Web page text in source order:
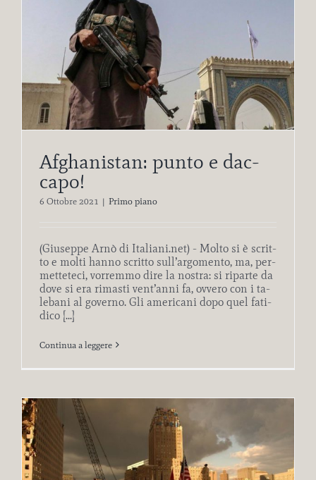
Af­gha­ni­stan: pun­to e dac­
ca­po!
6 Ottobre 2021 | Primo piano
(Giuseppe Arnò di Italiani.net) - Mol­to si è scrit­
to e mol­ti han­no scrit­to sul­l’ar­go­men­to, ma, per­
met­te­te­ci, vor­rem­mo dire la no­stra: si ri­par­te da
dove si era ri­ma­sti ven­t’an­ni fa, ov­ve­ro con i ta­
le­ba­ni al go­ver­no. Gli ame­ri­ca­ni dopo quel fa­ti­
di­co [...]
Continua a leggere